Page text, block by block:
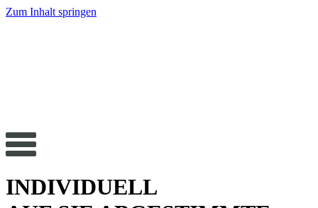
Zum Inhalt springen
INDIVIDUELL